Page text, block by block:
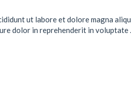
ut labore et dolore magna
dolor in reprehenderit in voluptate